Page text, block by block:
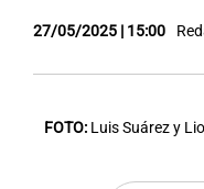
27/05/2025 | 15:00
FOTO: Luis Suárez y